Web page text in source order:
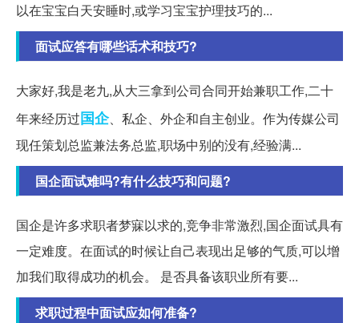
以在宝宝白天安睡时,或学习宝宝护理技巧的...
面试应答有哪些话术和技巧?
大家好,我是老九,从大三拿到公司合同开始兼职工作,二十
年来经历过国企、私企、外企和自主创业。作为传媒公司
现任策划总监兼法务总监,职场中别的没有,经验满...
国企面试难吗?有什么技巧和问题?
国企是许多求职者梦寐以求的,竞争非常激烈,国企面试具有
一定难度。在面试的时候让自己表现出足够的气质,可以增
加我们取得成功的机会。 是否具备该职业所有要...
求职过程中面试应如何准备?